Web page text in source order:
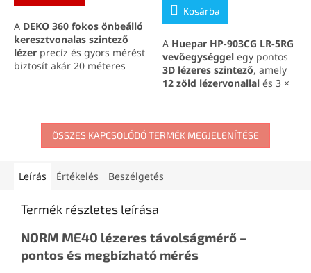
A DEKO 360 fokos önbeálló
keresztvonalas szintező
lézer precíz és gyors mérést
biztosít akár 20 méteres
szakembereknek egyaránt,
Kosárba
A Huepar HP-903CG LR-5RG
vevőegységgel egy pontos
3D lézeres szintező, amely
12 zöld lézervonallal és 3 ×
beltéren és kültéren is. Az
automatikus önszintezés, a
manuális mód és az akár 60
vevőegység sokoldalú
gipszkartonozáshoz,
festéshez,
ÖSSZES KAPCSOLÓDÓ TERMÉK MEGJELENÍTÉSE
Leírás Értékelés Beszélgetés
Termék részletes leírása
NORM ME40 lézeres távolságmérő –
pontos és megbízható mérés